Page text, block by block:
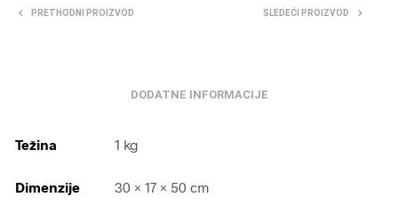
PRETHODNI PROIZVOD SLEDEĆI PROIZVOD
DODATNE INFORMACIJE
Težina 1 kg
Dimenzije 30 × 17 × 50 cm